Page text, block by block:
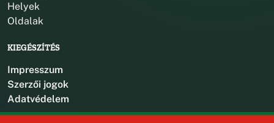
Helyek
Oldalak
KIEGÉSZÍTÉS
Impresszum
Szerzői jogok
Adatvédelem